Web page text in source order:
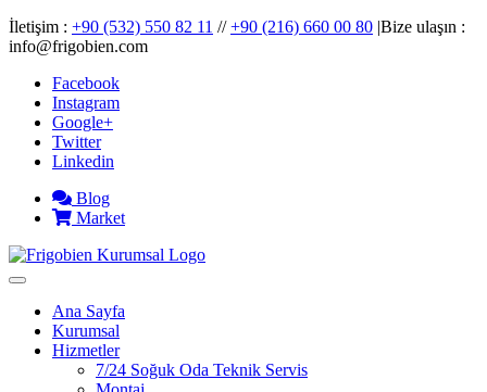
İletişim : +90 (532) 550 82 11 //+90 (216) 660 00 80 |Bize ulaşın :
info@frigobien.com
Facebook
Instagram
Google+
Twitter
Linkedin
Blog
Market
Ana Sayfa
Kurumsal
Hizmetler
7/24 Soğuk Oda Teknik Servis